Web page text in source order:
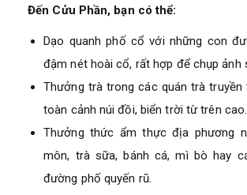
Đến Cửu Phần, bạn có thể:
Dạo quanh phố cổ với những con
đậm nét hoài cổ, rất hợp để chụp ảnh
Thưởng trà trong các quán trà truyền
toàn cảnh núi đồi, biển trời từ trên cao.
Thưởng thức ẩm thực địa phương
môn, trà sữa, bánh cá, mì bò hay
đường phố quyến rũ.